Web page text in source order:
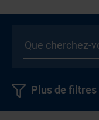
Plus de filtres